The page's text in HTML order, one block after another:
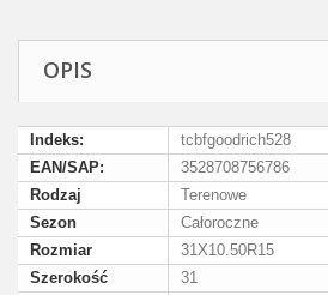
OPIS
Indeks:
tcbfgoodrich528
EAN/SAP:
3528708756786
Rodzaj
Terenowe
Sezon
Całoroczne
Rozmiar
31X10.50R15
Szerokość
31